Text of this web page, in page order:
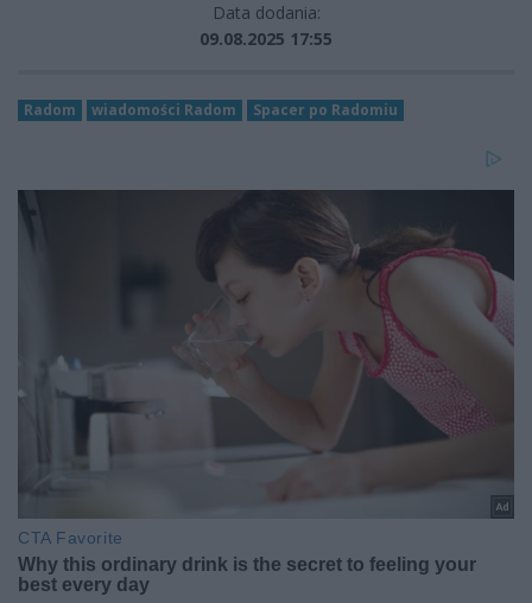
Data dodania:
09.08.2025 17:55
Radom wiadomości Radom Spacer po Radomiu